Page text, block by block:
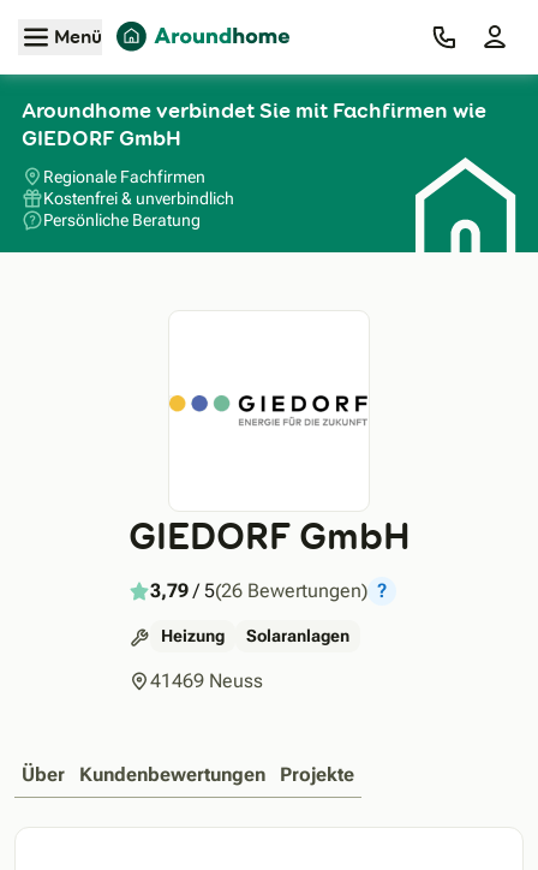
Zum Hauptinhalt
Menü
Aroundhome verbindet Sie mit Fachfirmen wie
GIEDORF GmbH
Regionale Fachfirmen
Kostenfrei & unverbindlich
Persönliche Beratung
GIEDORF GmbH
3,79/ 5(26 Bewertungen) ?
Heizung Solaranlagen
41469 Neuss
Über Kundenbewertungen Projekte